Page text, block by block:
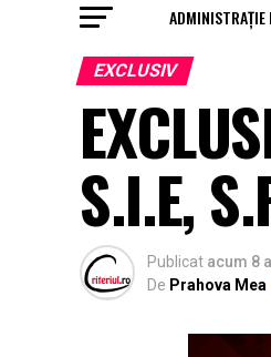
ADMINISTRAȚIE
EXCLUSIV
S.I.E,
Publicat acum 8
De Prahova Mea